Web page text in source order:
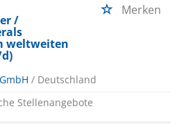
/
weltweiten
Merken
/ Deutschland
Stellenangebote